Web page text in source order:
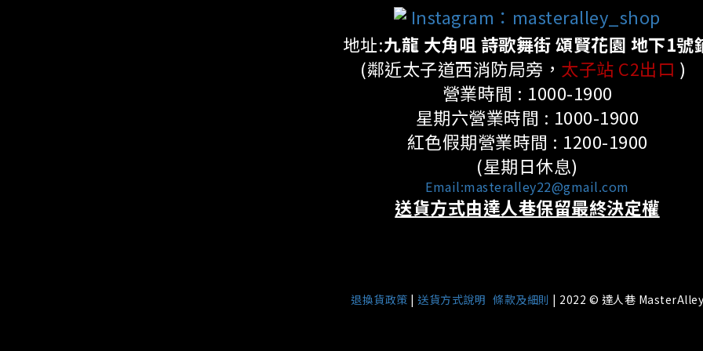
Instagram：masteralley_shop
地址:九龍 大角咀 詩歌舞街 頌賢花園 地下1號
(鄰近太子道西消防局旁， 太子站 C2出口 )
營業時間 : 1000-1900
星期六營業時間 : 1000-1900
紅色假期營業時間 : 1200-1900
(星期日休息)
Email:masteralley22@gmail.com
送貨方式由達人巷保留最終決定權
退換貨政策 | 送貨方式說明 條款及細則 | 2022 © 達人巷 MasterAlley